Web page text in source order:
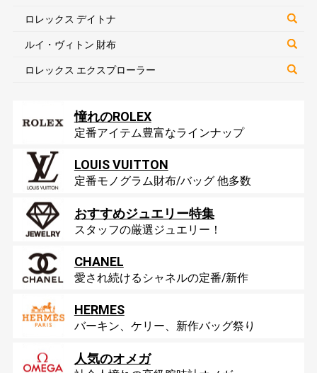
ロレックス デイトナ
ルイ・ヴィトン 財布
ロレックス エクスプローラー
憧れのROLEX
定番アイテム豊富なラインナップ
LOUIS VUITTON
定番モノグラム財布/バッグ 他多数
おすすめジュエリー特集
スタッフの厳選ジュエリー！
CHANEL
愛され続けるシャネルの定番/新作
HERMES
バーキン、ケリー、新作バッグ祭り
人気のオメガ